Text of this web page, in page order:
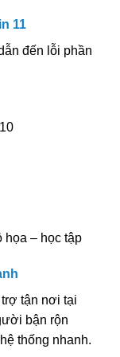
11
đến lỗi phần
họa – học tập
tận nơi tại
bận rộn
thống nhanh.